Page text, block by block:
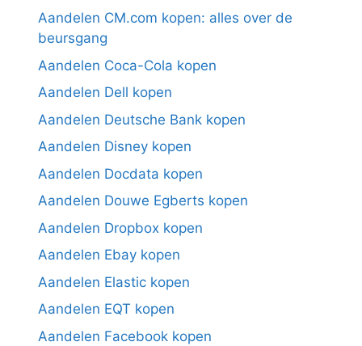
Aandelen CM.com kopen: alles over de
beursgang
Aandelen Coca-Cola kopen
Aandelen Dell kopen
Aandelen Deutsche Bank kopen
Aandelen Disney kopen
Aandelen Docdata kopen
Aandelen Douwe Egberts kopen
Aandelen Dropbox kopen
Aandelen Ebay kopen
Aandelen Elastic kopen
Aandelen EQT kopen
Aandelen Facebook kopen